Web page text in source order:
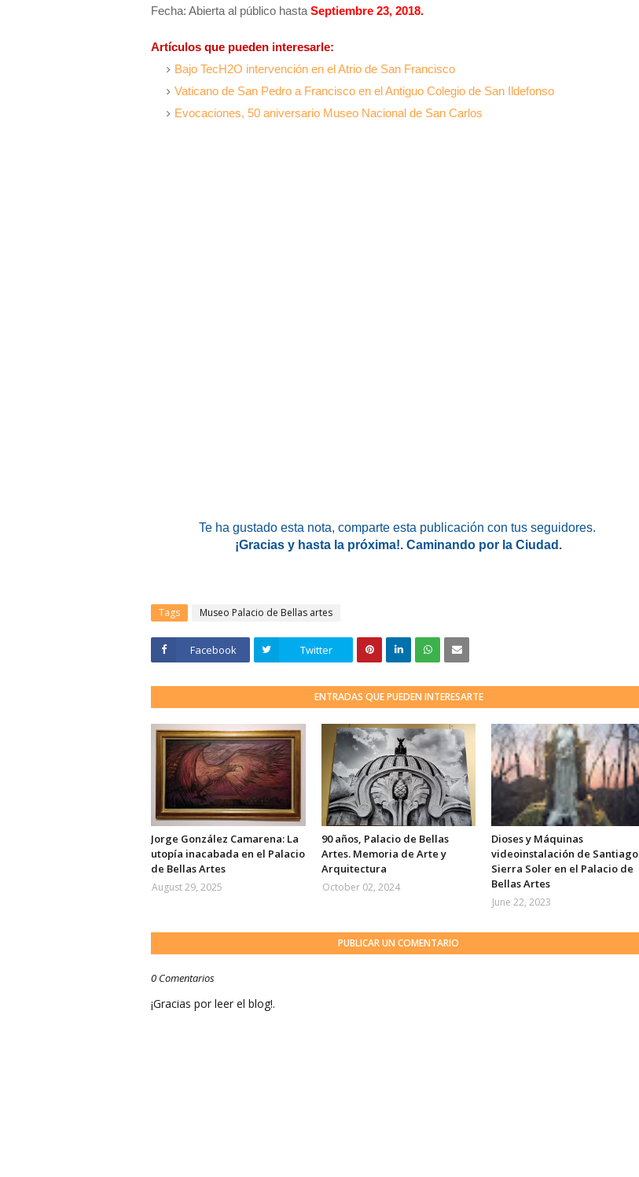
Fecha: Abierta al público hasta Septiembre 23, 2018.
Artículos que pueden interesarle:
Bajo TecH2O intervención en el Atrio de San Francisco
Vaticano de San Pedro a Francisco en el Antiguo Colegio de San Ildefonso
Evocaciones, 50 aniversario Museo Nacional de San Carlos
Te ha gustado esta nota, comparte esta publicación con tus seguidores.
¡Gracias y hasta la próxima!. Caminando por la Ciudad.
Tags Museo Palacio de Bellas artes
Facebook Twitter
ENTRADAS QUE PUEDEN INTERESARTE
Jorge González Camarena: La
utopía inacabada en el Palacio
de Bellas Artes
August 29, 2025
90 años, Palacio de Bellas
Artes. Memoria de Arte y
Arquitectura
October 02, 2024
Dioses y Máquinas
videoinstalación de Santiago
Sierra Soler en el Palacio de
Bellas Artes
June 22, 2023
PUBLICAR UN COMENTARIO
0 Comentarios
¡Gracias por leer el blog!.